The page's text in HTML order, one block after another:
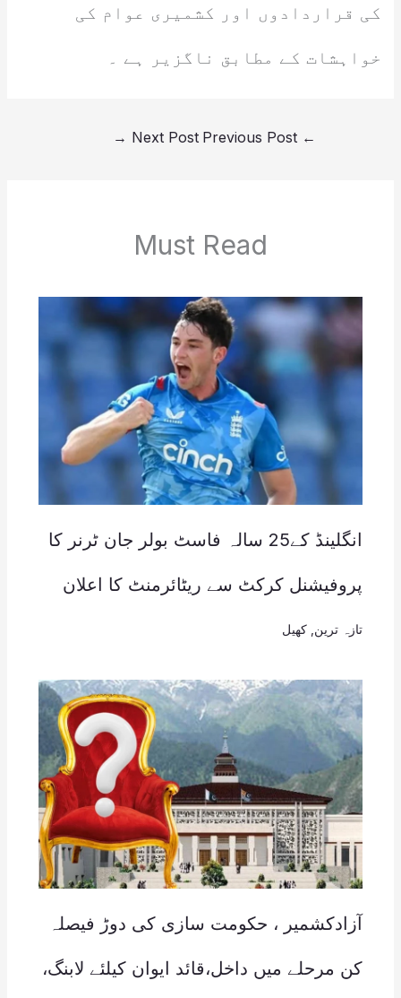
کی قراردادوں اور کشمیری عوام کی
خواہشات کے مطابق ناگزیر ہے ۔
←
Next Post
→
Must Read
انگلینڈ کے25 سالہ فاسٹ بولر جان ٹرنر کا
پروفیشنل کرکٹ سے ریٹائرمنٹ کا اعلان
تازہ ترین کھیل
آزادکشمیر ، حکومت سازی کی دوڑ فیصلہ
کن مرحلے میں داخل،قائد ایوان کیلئے لابنگ،